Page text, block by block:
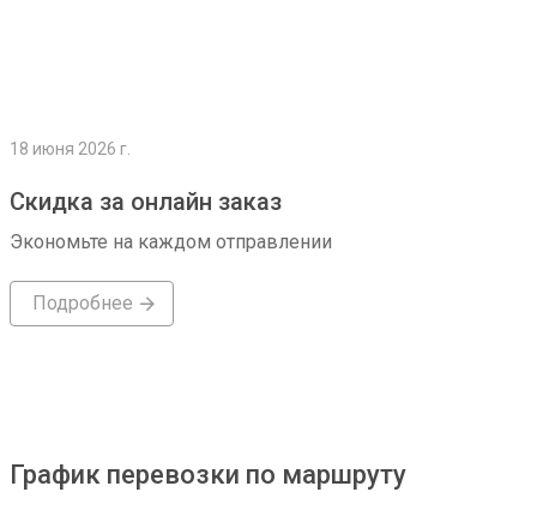
18 июня 2026 г.
Скидка за онлайн заказ
Экономьте на каждом отправлении
Подробнее
График перевозки по маршруту